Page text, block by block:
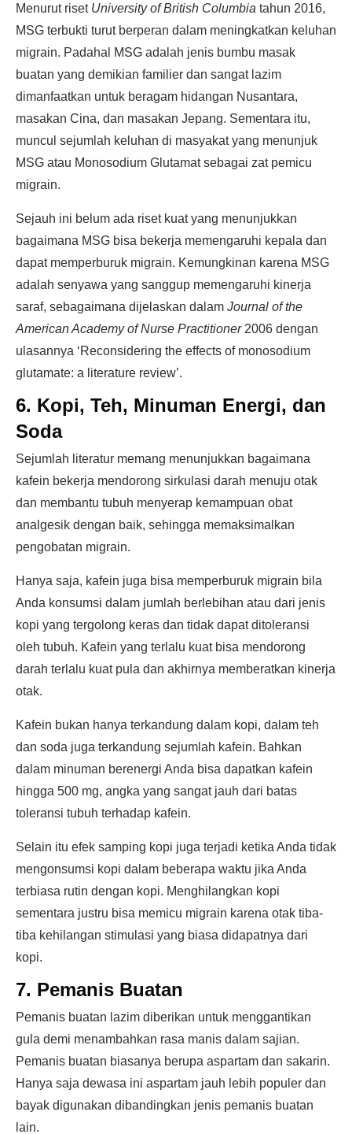
Menurut riset University of British Columbia tahun 2016,
MSG terbukti turut berperan dalam meningkatkan keluhan
migrain. Padahal MSG adalah jenis bumbu masak
buatan yang demikian familier dan sangat lazim
dimanfaatkan untuk beragam hidangan Nusantara,
masakan Cina, dan masakan Jepang. Sementara itu,
muncul sejumlah keluhan di masyakat yang menunjuk
MSG atau Monosodium Glutamat sebagai zat pemicu
migrain.
Sejauh ini belum ada riset kuat yang menunjukkan
bagaimana MSG bisa bekerja memengaruhi kepala dan
dapat memperburuk migrain. Kemungkinan karena MSG
adalah senyawa yang sanggup memengaruhi kinerja
saraf, sebagaimana dijelaskan dalam Journal of the
American Academy of Nurse Practitioner2006 dengan
ulasannya ‘Reconsidering the effects of monosodium
glutamate: a literature review’.
6. Kopi, Teh, Minuman Energi, dan
Soda
Sejumlah literatur memang menunjukkan bagaimana
kafein bekerja mendorong sirkulasi darah menuju otak
dan membantu tubuh menyerap kemampuan obat
analgesik dengan baik, sehingga memaksimalkan
pengobatan migrain.
Hanya saja, kafein juga bisa memperburuk migrain bila
Anda konsumsi dalam jumlah berlebihan atau dari jenis
kopi yang tergolong keras dan tidak dapat ditoleransi
oleh tubuh. Kafein yang terlalu kuat bisa mendorong
darah terlalu kuat pula dan akhirnya memberatkan kinerja
otak.
Kafein bukan hanya terkandung dalam kopi, dalam teh
dan soda juga terkandung sejumlah kafein. Bahkan
dalam minuman berenergi Anda bisa dapatkan kafein
hingga 500 mg, angka yang sangat jauh dari batas
toleransi tubuh terhadap kafein.
Selain itu efek samping kopi juga terjadi ketika Anda tidak
mengonsumsi kopi dalam beberapa waktu jika Anda
terbiasa rutin dengan kopi. Menghilangkan kopi
sementara justru bisa memicu migrain karena otak tiba-
tiba kehilangan stimulasi yang biasa didapatnya dari
kopi.
7. Pemanis Buatan
Pemanis buatan lazim diberikan untuk menggantikan
gula demi menambahkan rasa manis dalam sajian.
Pemanis buatan biasanya berupa aspartam dan sakarin.
Hanya saja dewasa ini aspartam jauh lebih populer dan
bayak digunakan dibandingkan jenis pemanis buatan
lain.